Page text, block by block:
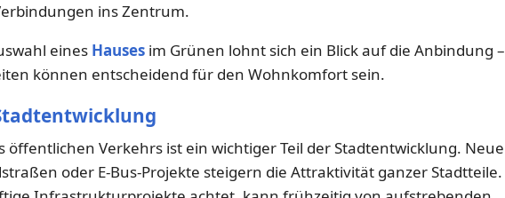
ins Zentrum.
eines Hauses im Grünen lohnt sich ein Blick auf die Anbindung –
können entscheidend für den Wohnkomfort sein.
öffentlichen Verkehrs ist ein wichtiger Teil der Stadtentwicklung. Neue
oder E-Bus-Projekte steigern die Attraktivität ganzer Stadtteile.